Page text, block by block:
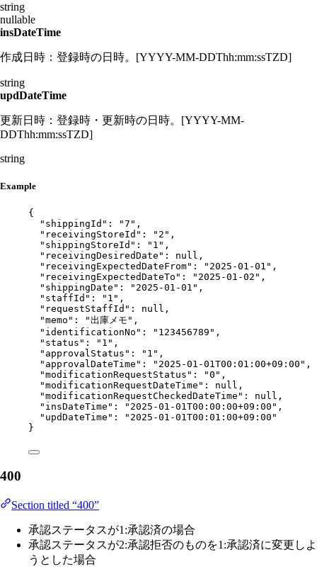
string
nullable
insDateTime
作成日時：登録時の日時。[YYYY-MM-DDThh:mm:ssTZD]
string
updDateTime
更新日時：登録時・更新時の日時。[YYYY-MM-
DDThh:mm:ssTZD]
string
Example
{
"shippingId" : "7 " ,
"receivingStoreId" : " 2 " ,
"shippingStoreId" : " 1 " ,
"receivingDesiredDate" : null ,
"receivingExpectedDateFrom" : " 2025-01-01 " ,
"receivingExpectedDateTo" : " 2025-01-02 " ,
"shippingDate" : " 2025-01-01 " ,
"staffId" : " 1 " ,
"requestStaffId" : null ,
"memo" : "出庫メモ " ,
"identificationNo" : " 123456789 " ,
"status" : " 1 " ,
"approvalStatus" : " 1 " ,
"approvalDateTime" : " 2025-01-01T00:01:00+09:00 " ,
"modificationRequestStatus" : "0 " ,
"modificationRequestDateTime" : null ,
"modificationRequestCheckedDateTime" : null ,
"insDateTime" : " 2025-01-01T00:00:00+09:00 " ,
"updDateTime" : " 2025-01-01T00:01:00+09:00 "
}
400
Section titled “400”
承認ステータスが1:承認済の場合
承認ステータスが2:承認拒否のものを1:承認済に変更しよ
うとした場合